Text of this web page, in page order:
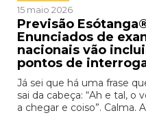
15 maio 2026
Previsão
Enunciados de
nacionais vão
pontos de
Já sei que há uma frase
sai da cabeça: “Ah e tal, o
a chegar e coiso”. Calma.